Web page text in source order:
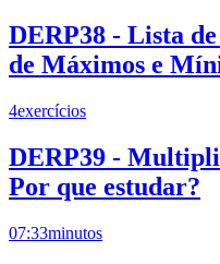
DERP38 - Lista
de Máximos e
4exercícios
DERP39 -
Por que estudar?
07:33minutos